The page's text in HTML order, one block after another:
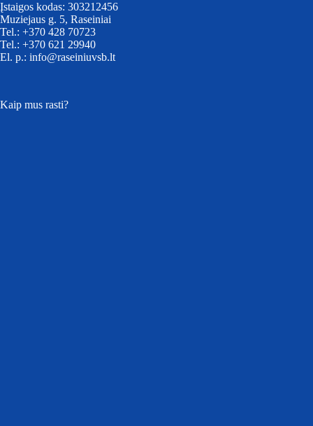
Įstaigos kodas: 303212456
Muziejaus g. 5, Raseiniai
Tel.: +370 428 70723
Tel.: +370 621 29940
El. p.: info@raseiniuvsb.lt
Kaip mus rasti?